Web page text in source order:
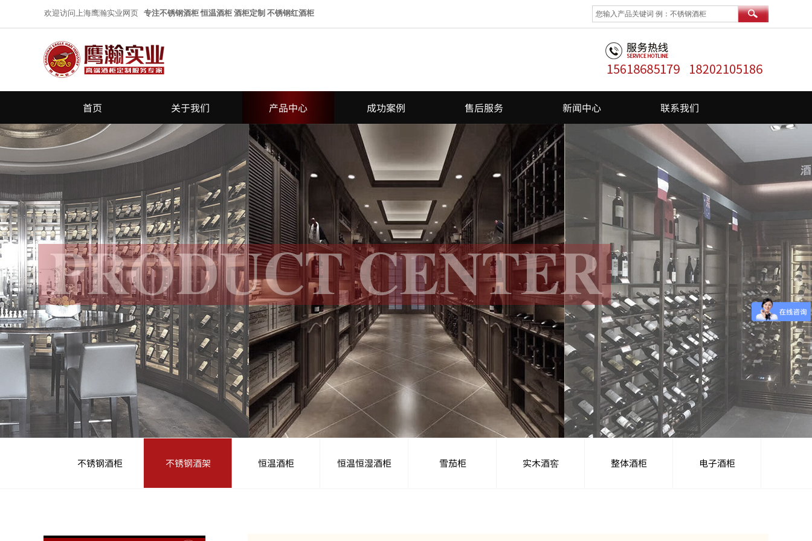
欢迎访问上海鹰瀚实业网页 专注不锈钢酒柜 恒温酒柜 酒柜定制 不锈钢红酒柜
首页 关于我们 产品中心 成功案例 售后服务 新闻中心 联系我们
不锈钢酒柜 不锈钢酒架 恒温酒柜 恒温恒湿酒柜 雪茄柜 实木酒窖 整体酒柜 电子酒柜